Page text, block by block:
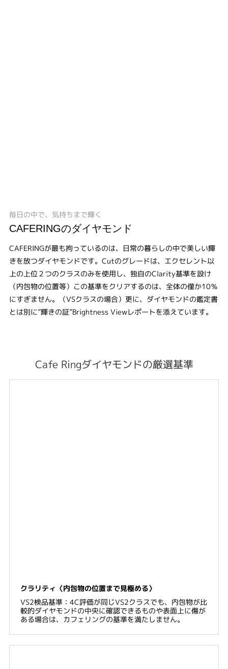
毎日の中で、気持ちまで輝く
CAFERINGのダイヤモンド
CAFERINGが最も拘っているのは、日常の暮らしの中で美しい輝
きを放つダイヤモンドです。Cutのグレードは、エクセレント以
上の上位２つのクラスのみを使用し、独自のClarity基準を設け
（内包物の位置等）この基準をクリアするのは、全体の僅か10％
にすぎません。（VSクラスの場合）更に、ダイヤモンドの鑑定書
とは別に”輝きの証”Brightness Viewレポートを添えています。
Cafe Ringダイヤモンドの厳選基準
クラリティ〈内包物の位置まで見極める〉
VS2検品基準：4C評価が同じVS2クラスでも、内包物が比
較的ダイヤモンドの中央に確認できるものや表面上に傷が
ある場合は、カフェリングの基準を満たしません。